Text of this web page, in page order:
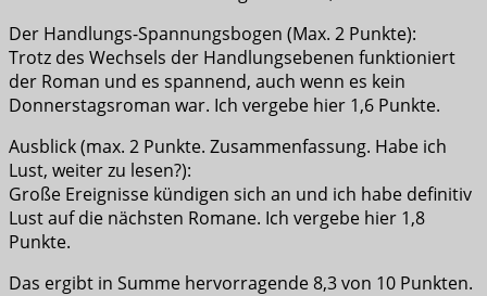
Der Handlungs-Spannungsbogen (Max. 2 Punkte):
Trotz des Wechsels der Handlungsebenen funktioniert
der Roman und es spannend, auch wenn es kein
Donnerstagsroman war. Ich vergebe hier 1,6 Punkte.
Ausblick (max. 2 Punkte. Zusammenfassung. Habe ich
Lust, weiter zu lesen?):
Große Ereignisse kündigen sich an und ich habe definitiv
Lust auf die nächsten Romane. Ich vergebe hier 1,8
Punkte.
Das ergibt in Summe hervorragende 8,3 von 10 Punkten.